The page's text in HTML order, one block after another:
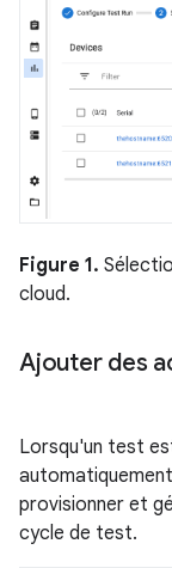
Figure 1.
cloud.
Ajouter des
Lorsqu'un test
provisionner et
cycle de test.